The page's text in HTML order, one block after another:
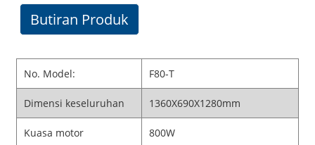
Butiran Produk
No. Model: F80-T
Dimensi keseluruhan 1360X690X1280mm
Kuasa motor 800W